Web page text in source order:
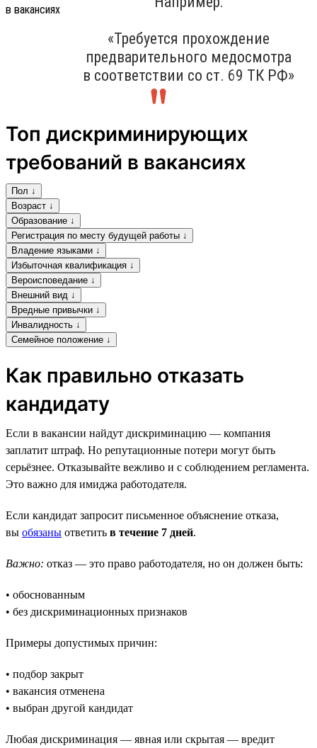
«Требуется прохождение
предварительного медосмотра
в соответствии со ст. 69 ТК РФ»
Топ дискриминирующих
требований в вакансиях
Пол ↓
Возраст ↓
Образование ↓
Регистрация по месту будущей работы ↓
Владение языками ↓
Избыточная квалификация ↓
Вероисповедание ↓
Внешний вид ↓
Вредные привычки ↓
Инвалидность ↓
Семейное положение ↓
Как правильно отказать
кандидату
Если в вакансии найдут дискриминацию — компания
заплатит штраф. Но репутационные потери могут быть
серьёзнее. Отказывайте вежливо и с соблюдением регламента.
Это важно для имиджа работодателя.
Если кандидат запросит письменное объяснение отказа,
вы обязаны ответить в течение 7 дней.
Важно: отказ — это право работодателя, но он должен быть:
• обоснованным
• без дискриминационных признаков
Примеры допустимых причин:
• подбор закрыт
• вакансия отменена
• выбран другой кандидат
Любая дискриминация — явная или скрытая — вредит